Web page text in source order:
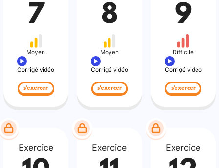
7
Moyen
Corrigé vidéo
s'exercer
8
Moyen
Corrigé vidéo
s'exercer
9
Difficile
Corrigé vidéo
s'exercer
Exercice Exercice Exercice